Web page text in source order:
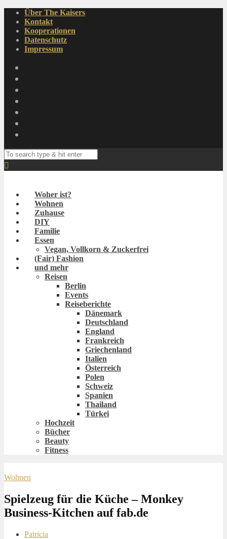
Über The Kaisers
Kontakt
Kooperationen
Datenschutz
Impressum
Woher ist?
Wohnen
Zuhause
DIY
Familie
Essen
Vegan, Vollkorn & Zuckerfrei
(Fair) Fashion
und mehr
Reisen
Berlin
Events
Reiseberichte
Dänemark
Deutschland
England
Frankreich
Griechenland
Italien
Österreich
Polen
Schweiz
Spanien
Thailand
Türkei
Hochzeit
Bücher
Beauty
Fitness
Wohnen
Spielzeug für die Küche – Monkey
Business-Kitchen auf fab.de
Patricia